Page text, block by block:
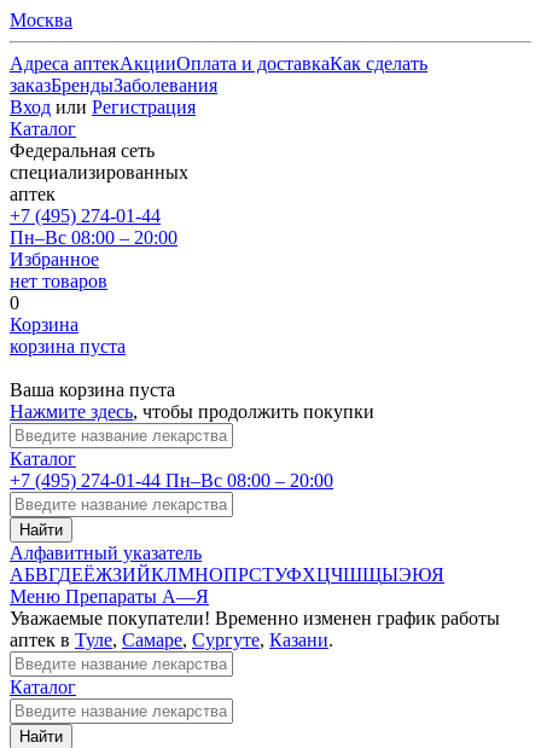
Москва
Адреса аптекАкцииОплата и доставкаКак сделать
заказБрендыЗаболевания
Вход или Регистрация
Каталог
Федеральная сеть
специализированных
аптек
+7 (495) 274-01-44
Пн–Вс 08:00 – 20:00
Избранное
нет товаров
0
Корзина
корзина пуста
Ваша корзина пуста
Нажмите здесь, чтобы продолжить покупки
Каталог
+7 (495) 274-01-44 Пн–Вс 08:00 – 20:00
Найти
Алфавитный указатель
АБВГДЕЁЖЗИЙКЛМНОПРСТУФХЦЧШЩЫЭЮЯ
Меню Препараты А—Я
Уважаемые покупатели! Временно изменен график работы
аптек в Туле, Самаре, Сургуте, Казани.
Каталог
Найти